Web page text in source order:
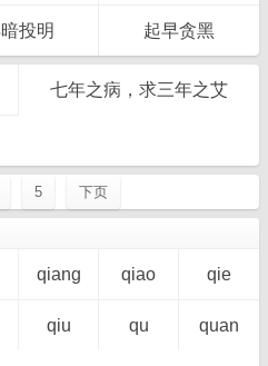
投明 起早贪黑
七年之病，求三年之艾
5 下页
qiang qiao qie
qiu qu quan